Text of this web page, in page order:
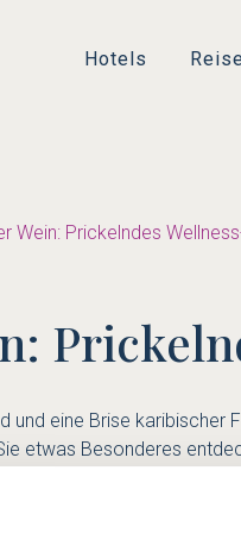
Hotels
Wein: Prickelndes
und eine Brise
etwas Besonderes